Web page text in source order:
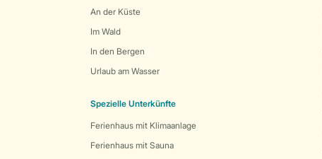
An der Küste
Im Wald
In den Bergen
Urlaub am Wasser
Spezielle Unterkünfte
Ferienhaus mit Klimaanlage
Ferienhaus mit Sauna